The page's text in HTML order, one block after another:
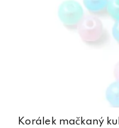
Korálek mačkaný